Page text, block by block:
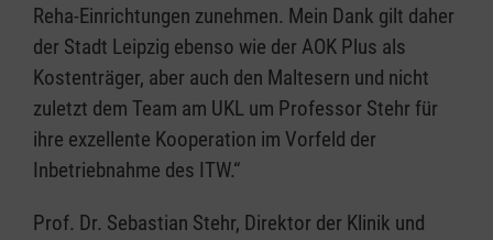
Reha-Einrichtungen zunehmen. Mein Dank gilt daher
der Stadt Leipzig ebenso wie der AOK Plus als
Kostenträger, aber auch den Maltesern und nicht
zuletzt dem Team am UKL um Professor Stehr für
ihre exzellente Kooperation im Vorfeld der
Inbetriebnahme des ITW.“
Prof. Dr. Sebastian Stehr, Direktor der Klinik und